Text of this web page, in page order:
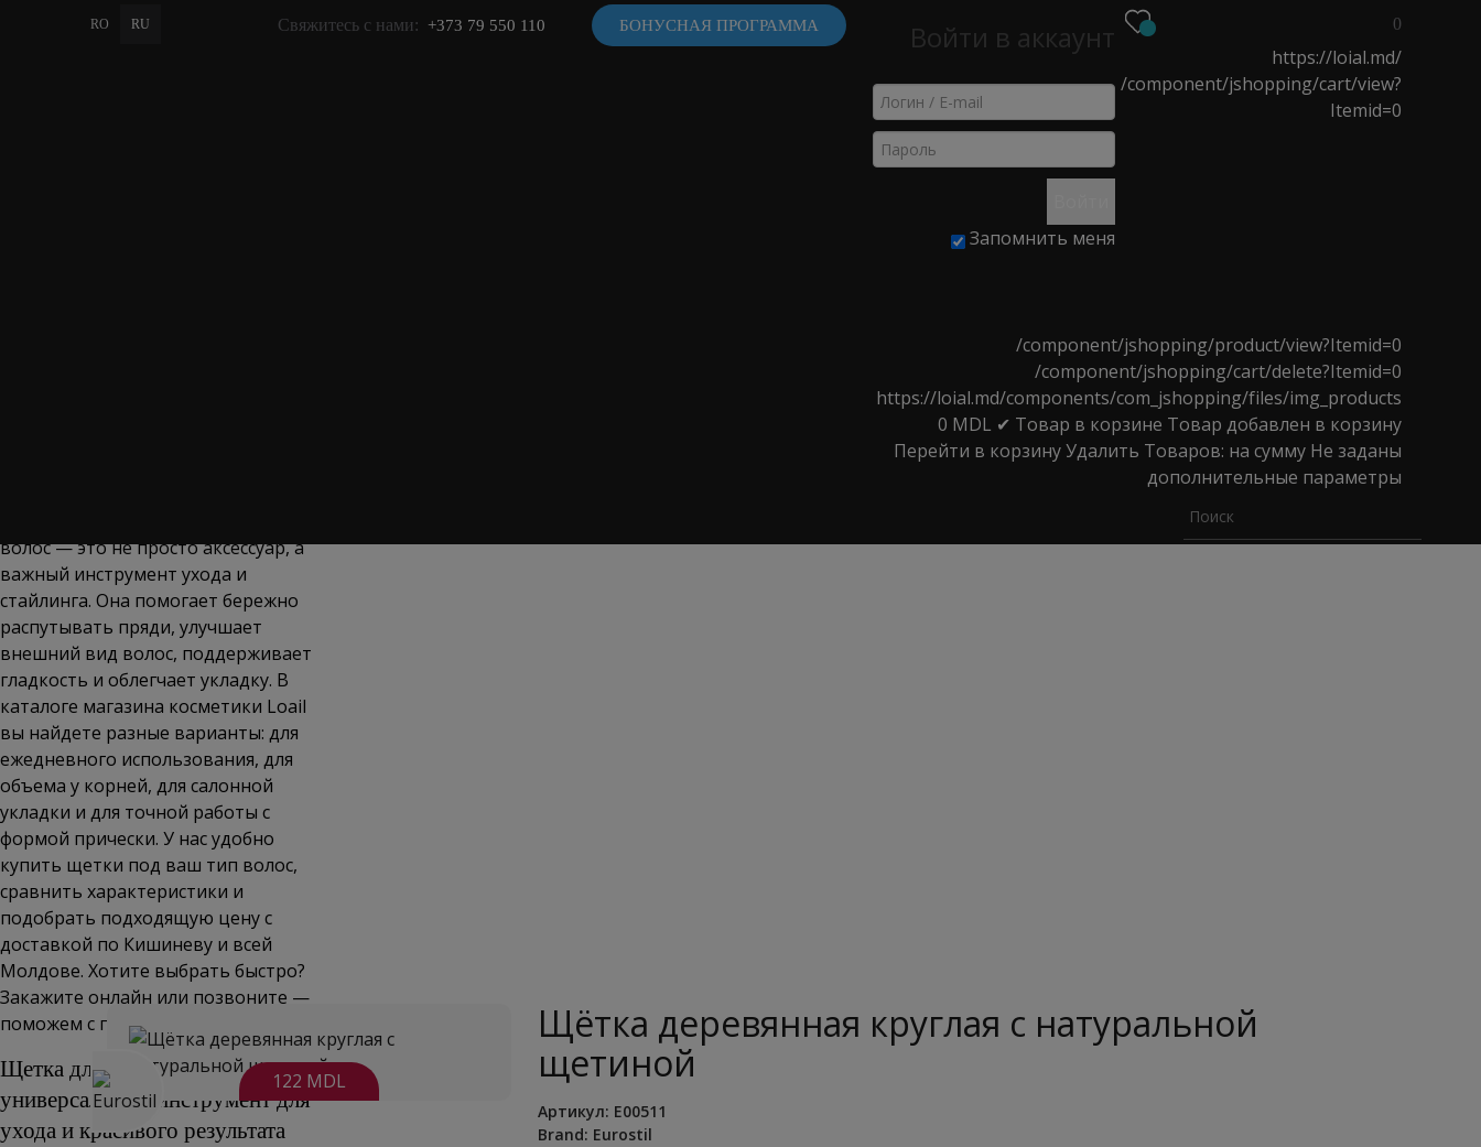
RO RU Свяжитесь с нами: +373 79 550 110 БОНУСНАЯ ПРОГРАММА Войти в аккаунт
Запомнить меня
0
https://loial.md/
/component/jshopping/cart/view?
Itemid=0
/component/jshopping/product/view?Itemid=0
/component/jshopping/cart/delete?Itemid=0
https://loial.md/components/com_jshopping/files/img_products
0 MDL ✔ Товар в корзине Товар добавлен в корзину
Перейти в корзинуУдалить Товаров: на сумму Не заданы
дополнительные параметры
ВИДЕО НОВОСТИ
Щётка деревянная круглая с натуральной щетиной
волос — это не просто аксессуар, а
важный инструмент ухода и
стайлинга. Она помогает бережно
распутывать пряди, улучшает
внешний вид волос, поддерживает
гладкость и облегчает укладку. В
каталоге магазина косметики Loail
вы найдете разные варианты: для
ежедневного использования, для
объема у корней, для салонной
укладки и для точной работы с
формой прически. У нас удобно
купить щетки под ваш тип волос,
сравнить характеристики и
подобрать подходящую ценус
доставкой по Кишиневу и всей
Молдове. Хотите выбрать быстро?
Закажите онлайн или позвоните —
поможем с подбором.
Щетка для волос —
универсальный инструмент для
ухода и красивого результата
122 MDL
Щётка деревянная круглая с натуральной
щетиной
Артикул: E00511
Brand: Eurostil